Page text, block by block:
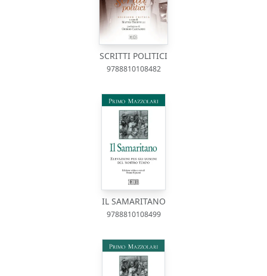
SCRITTI POLITICI
9788810108482
IL SAMARITANO
9788810108499